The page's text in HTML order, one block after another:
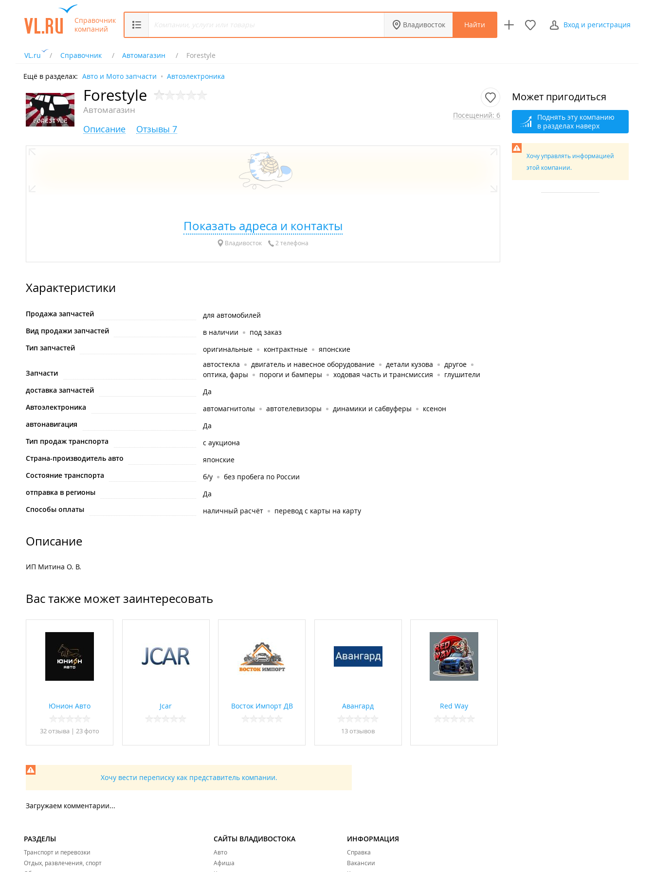
Справочник
компаний
Владивосток Найти Вход и регистрация
VL.ru Справочник Автомагазин Forestyle
Ещё в разделах: Авто и Мото запчасти Автоэлектроника
Forestyle
Автомагазин Посещений: 6
Описание Отзывы 7
Показать адреса и контакты
Владивосток 2 телефона
Характеристики
Продажа запчастей
для автомобилей
Вид продажи запчастей
в наличии
под заказ
Тип запчастей
оригинальные контрактные японские
Запчасти
автостекла двигатель и навесное оборудование детали кузова
другое
оптика, фары
пороги и бамперы ходовая часть и трансмиссия
глушители
доставка запчастей
Да
Автоэлектроника
автомагнитолы автотелевизоры динамики и сабвуферы
ксенон
автонавигация
Да
Тип продаж транспорта
с аукциона
Страна-производитель авто
японские
Состояние транспорта
б/у
без пробега по России
отправка в регионы
Да
Способы оплаты
наличный расчёт перевод с карты на карту
Описание
ИП Митина О. В.
Вас также может заинтересовать
Юнион Авто
32 отзывa | 23 фото
Jcar Восток Импорт ДВ Авангард
13 отзывов
Red Way
Хочу вести переписку как представитель компании.
Загружаем комментарии...
Может пригодиться
Поднять эту компанию
в разделах наверх
Хочу управлять информацией
этой компании.
РАЗДЕЛЫ
Транспорт и перевозки
Отдых, развлечения, спорт
САЙТЫ ВЛАДИВОСТОКА
Авто
Афиша
ИНФОРМАЦИЯ
Справка
Вакансии